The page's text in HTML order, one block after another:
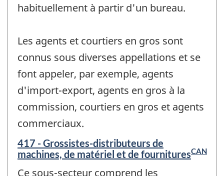
habituellement à partir d'un bureau.
Les agents et courtiers en gros sont
connus sous diverses appellations et se
font appeler, par exemple, agents
d'import-export, agents en gros à la
commission, courtiers en gros et agents
commerciaux.
417 - Grossistes-distributeurs de
machines, de matériel et de fournituresCAN
Ce sous-secteur comprend les